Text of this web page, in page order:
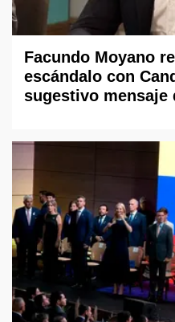
Facundo Moyano
escándalo con
sugestivo mensaje